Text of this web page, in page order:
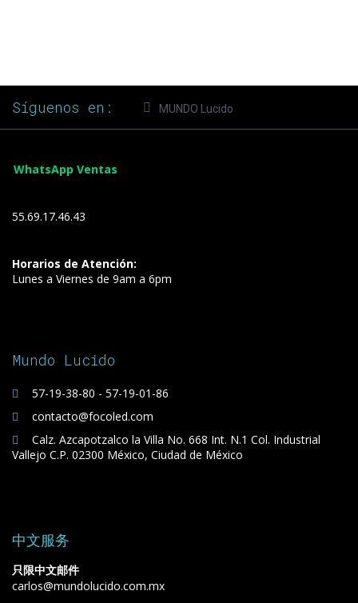
Síguenos en: MUNDO Lucido
WhatsApp Ventas
55.69.17.46.43
Horarios de Atención:
Lunes a Viernes de 9am a 6pm
Mundo Lucido
57-19-38-80 - 57-19-01-86
contacto@focoled.com
Calz. Azcapotzalco la Villa No. 668 Int. N.1 Col. Industrial
Vallejo C.P. 02300 México, Ciudad de México
中文服务
只限中文邮件
carlos@mundolucido.com.mx